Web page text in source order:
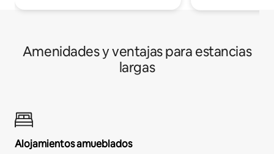
Amenidades y ventajas para estancias
largas
Alojamientos amueblados